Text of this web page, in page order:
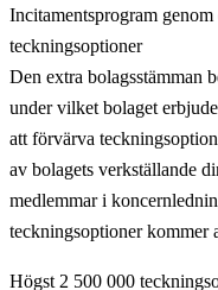
Incitamentsprogram
teckningsoptioner
Den extra bolagsstämman
under vilket bolaget
att förvärva
av bolagets verkställande
medlemmar i
teckningsoptioner kommer
Högst 2 500 000